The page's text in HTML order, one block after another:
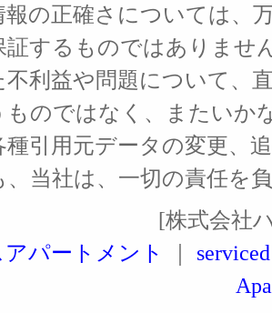
報の正確さについては、
証するものではありませ
不利益や問題について、
ものではなく、またいか
種引用元データの変更、
、当社は、一切の責任を
[株式会社
パートメント